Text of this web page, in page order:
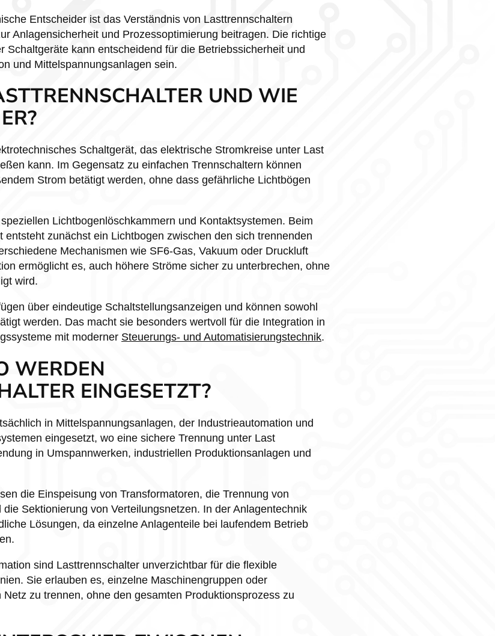
Entscheider ist das Verständnis von Lasttrennschaltern
Anlagensicherheit und Prozessoptimierung beitragen. Die richtige
Schaltgeräte kann entscheidend für die Betriebssicherheit und
und Mittelspannungsanlagen sein.
UND WIE
Schaltgerät, das elektrische Stromkreise unter Last
kann. Im Gegensatz zu einfachen Trennschaltern können
Strom betätigt werden, ohne dass gefährliche Lichtbögen
Lichtbogenlöschkammern und Kontaktsystemen. Beim
entsteht zunächst ein Lichtbogen zwischen den sich trennenden
Mechanismen wie SF6-Gas, Vakuum oder Druckluft
ermöglicht es, auch höhere Ströme sicher zu unterbrechen, ohne
wird.
über eindeutige Schaltstellungsanzeigen und können sowohl
werden. Das macht sie besonders wertvoll für die Integration in
mit moderner Steuerungs- und Automatisierungstechnik.
WERDEN
EINGESETZT?
in Mittelspannungsanlagen, der Industrieautomation und
eingesetzt, wo eine sichere Trennung unter Last
in Umspannwerken, industriellen Produktionsanlagen und
die Einspeisung von Transformatoren, die Trennung von
Sektionierung von Verteilungsnetzen. In der Anlagentechnik
Lösungen, da einzelne Anlagenteile bei laufendem Betrieb
sind Lasttrennschalter unverzichtbar für die flexible
Sie erlauben es, einzelne Maschinengruppen oder
zu trennen, ohne den gesamten Produktionsprozess zu